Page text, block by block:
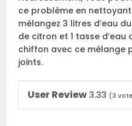
ce problème en
mélangez 3 litres d’eau
de citron et 1 tasse d’eau
chiffon avec ce mélange
joints.
User Review 3.33 (3